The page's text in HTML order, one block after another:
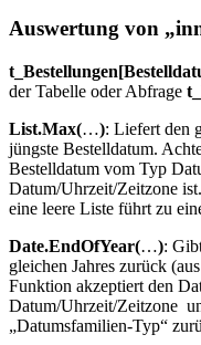
Auswertung von
der Tabelle oder Abfrage
List.Max(…): Liefert den
jüngste Bestelldatum.
Bestelldatum vom Typ
Datum/Uhrzeit/Zeitzone
eine leere Liste führt zu
Date.EndOfYear(…):
gleichen Jahres zurück
Funktion akzeptiert den
Datum/Uhrzeit/Zeitzone
„Datumsfamilien-Typ“